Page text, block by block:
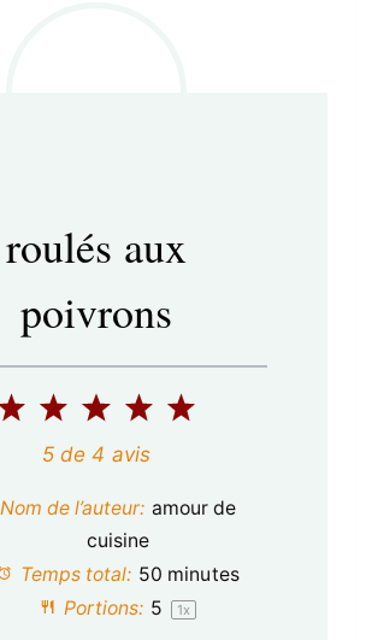
roulés aux
poivrons
5
t
i
4
t
i
3
é
t
o
i
2
é
t
i
1
t
i
5 de4 avis
Nom de l’auteur: amour de
cuisine
Temps total: 50 minutes
Portions: 5 1x